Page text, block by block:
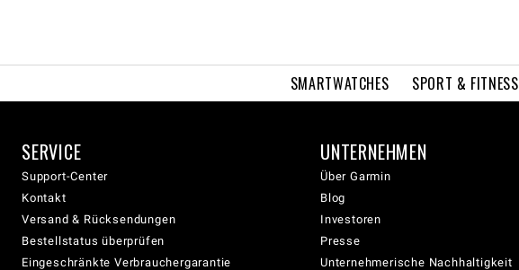
SMARTWATCHES SPORT & FITNESS
SERVICE
Support-Center
Kontakt
Versand & Rücksendungen
Bestellstatus überprüfen
Eingeschränkte Verbrauchergarantie
UNTERNEHMEN
Über Garmin
Blog
Investoren
Presse
Unternehmerische Nachhaltigkeit